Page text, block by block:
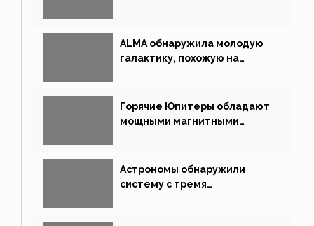
ALMA обнаружила молодую
галактику, похожую на
Горячие Юпитеры обладают
мощными магнитными
Астрономы обнаружили
систему с тремя